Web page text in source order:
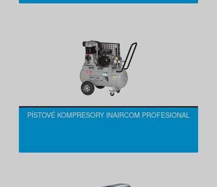
PÍSTOVÉ KOMPRESORY INAIRCOM PROFESIONAL